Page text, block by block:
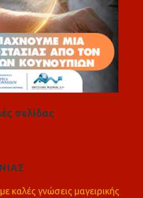
σελίδας
καλές γνώσεις μαγειρικής